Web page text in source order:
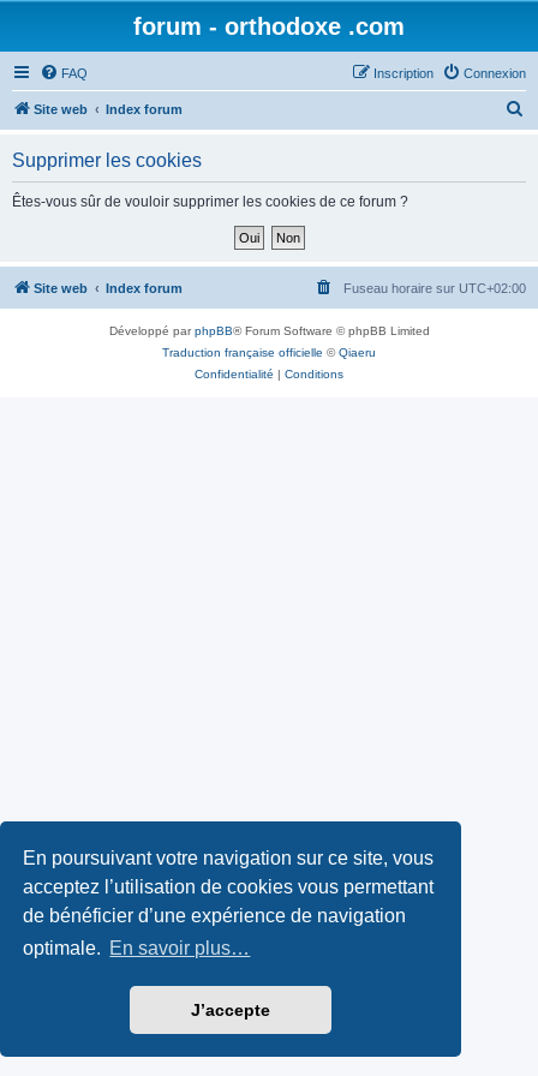
En poursuivant votre navigation sur ce site, vous
acceptez l’utilisation de cookies vous permettant
de bénéficier d’une expérience de navigation
optimale. En savoir plus…
J’accepte
forum - orthodoxe .com
FAQ Connexion
Inscription
Site web Index forum
h
Supprimer les cookies
Êtes-vous sûr de vouloir supprimer les cookies de ce forum ?
Site web Index forum Fuseau horaire sur UTC+02:00
Développé parphpBB® Forum Software © phpBB Limited
Traduction française officielle ©Qiaeru
Confidentialité | Conditions